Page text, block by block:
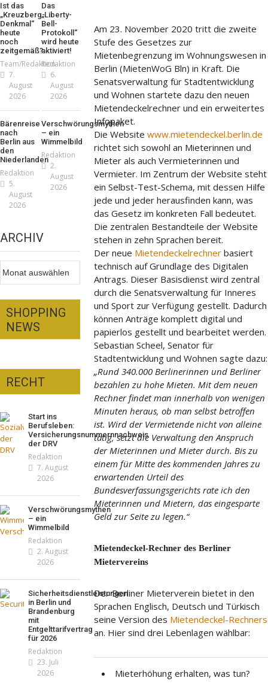
Am 23. November 2020 tritt die zweite
Stufe des Gesetzes zur
Mietenbegrenzung im Wohnungswesen in
Berlin (MietenWoG Bln) in Kraft. Die
Senatsverwaltung für Stadtentwicklung
und Wohnen startete dazu den neuen
Mietendeckelrechner und ein erweitertes
Infopaket.
Die Website www.mietendeckel.berlin.de
richtet sich sowohl an Mieterinnen und
Mieter als auch Vermieterinnen und
Vermieter. Im Zentrum der Website steht
ein Selbst-Test-Schema, mit dessen Hilfe
jede und jeder herausfinden kann, was
das Gesetz im konkreten Fall bedeutet.
Die zentralen Bestandteile der Website
stehen in zehn Sprachen bereit.
Der neue Mietendeckelrechnerbasiert
technisch auf Grundlage des Digitalen
Antrags. Dieser Basisdienst wird zentral
durch die Senatsverwaltung für Inneres
und Sport zur Verfügung gestellt. Dadurch
können Anträge komplett digital und
papierlos gestellt und bearbeitet werden.
Sebastian Scheel, Senator für
Stadtentwicklung und Wohnen sagte dazu:
„Rund 340.000 Berlinerinnen und Berliner
bezahlen zu hohe Mieten. Mit dem neuen
Rechner findet man innerhalb von wenigen
Minuten heraus, ob man selbst betroffen
ist. Wird der Vermietende nicht von alleine
tätig, setzt die Verwaltung den Anspruch
der Mieterinnen und Mieter durch. Bis zu
einem für Mitte des kommenden Jahres zu
erwartenden Urteil des
Bundesverfassungsgerichts rate ich den
Mieterinnen und Mietern, das eingesparte
Geld zur Seite zu legen.“
Mietendeckel-Rechner des Berliner
Mietervereins
Der Berliner Mieterverein bietet in den
Sprachen Englisch, Deutsch und Türkisch
seine Version des Mietendeckel-Rechners
an. Hier sind drei Lebenlagen wählbar:
Mieterhöhung erhalten, was tun?
Ist das
„Kreuzberg-
Denkmal“
heute
noch
zeitgemäß?
Team/Redaktion
7.
August
2026
Das
„Liberty-
Bell-
Protokoll“
wird heute
aktiviert!
Redaktion
6.
August
2026
Bärenreise
nach
Berlin aus
den
Niederlanden
Redaktion
5.
August
2026
Verschwörungsmythen
– ein
Wimmelbild
Redaktion
2.
August
2026
ARCHIV
SHOPPING
NEWS
– fit für die
23. Juli 2026
London mit Summer
neuer Kollektion
19. Juli 2026
der Honig? – Neue
gelten 14. Juni
13. Juni 2026
RECHT
Start ins
Berufsleben:
Versicherungsnummernnachweis
der DRV
Redaktion
7. August
2026
Verschwörungsmythen
– ein
Wimmelbild
Redaktion
2. August
2026
Sicherheitsdienstleistungen
in Berlin und
Brandenburg
mit
Entgelttarifvertrag
für 2026
Redaktion
23. Juli
2026